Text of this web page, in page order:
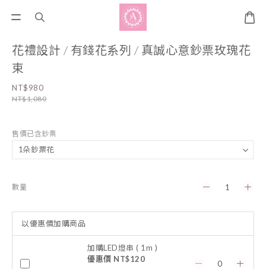
花禮設計 / 有錢花系列 / 真誠心意鈔票玫瑰花
束
NT$980
NT$1,080
售價已含鈔票
數量
以優惠價加購商品
加購LED燈串 ( 1m )
優惠價 NT$120